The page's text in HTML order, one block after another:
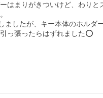
はまりがきついけど、わりと
ましたが、キー本体のホルダ
っ張ったらはずれました⭕